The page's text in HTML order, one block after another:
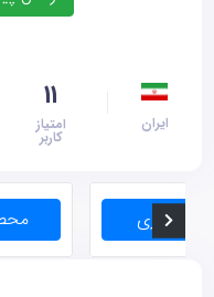
11
امتیاز
کاربر
ایران